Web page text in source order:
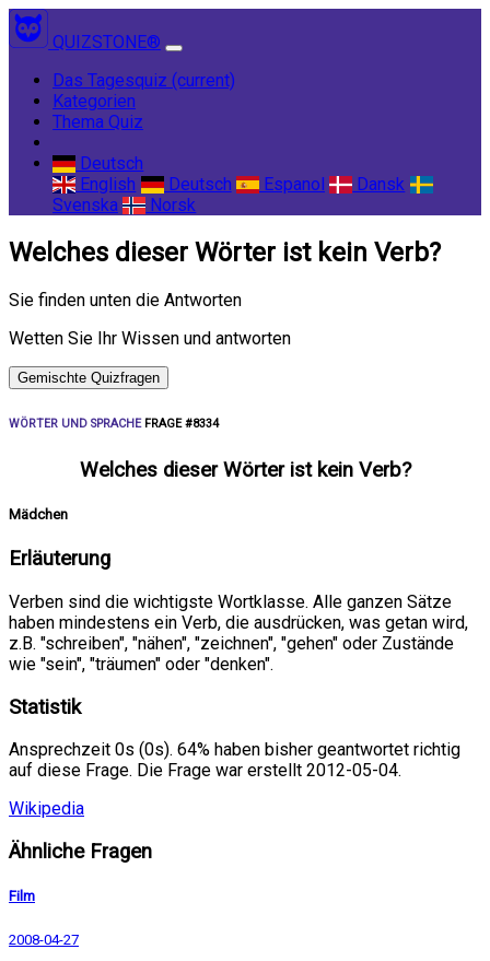
QUIZSTONE®
Das Tagesquiz (current)
Kategorien
Thema Quiz
Deutsch
English
Deutsch Espanol
Dansk
Svenska
Norsk
Welches dieser Wörter ist kein Verb?
Sie finden unten die Antworten
Wetten Sie Ihr Wissen und antworten
Gemischte Quizfragen
WÖRTER UND SPRACHEFRAGE #8334
Welches dieser Wörter ist kein Verb?
Mädchen
Erläuterung
Verben sind die wichtigste Wortklasse. Alle ganzen Sätze
haben mindestens ein Verb, die ausdrücken, was getan wird,
z.B. "schreiben", "nähen", "zeichnen", "gehen" oder Zustände
wie "sein", "träumen" oder "denken".
Statistik
Ansprechzeit 0s (0s). 64% haben bisher geantwortet richtig
auf diese Frage. Die Frage war erstellt 2012-05-04.
Wikipedia
Ähnliche Fragen
Film
2008-04-27